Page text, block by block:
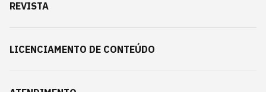
REVISTA
LICENCIAMENTO DE CONTEÚDO